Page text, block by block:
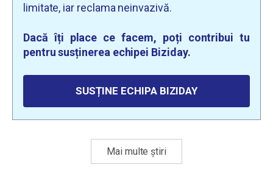
limitate, iar reclama neinvazivă.
Dacă îți place ce facem, poți contribui tu
pentru susținerea echipei Biziday.
SUSȚINE ECHIPA BIZIDAY
Mai multe știri